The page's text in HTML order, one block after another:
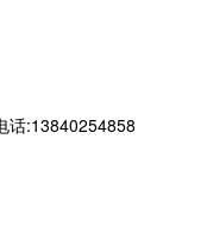
话:13840254858